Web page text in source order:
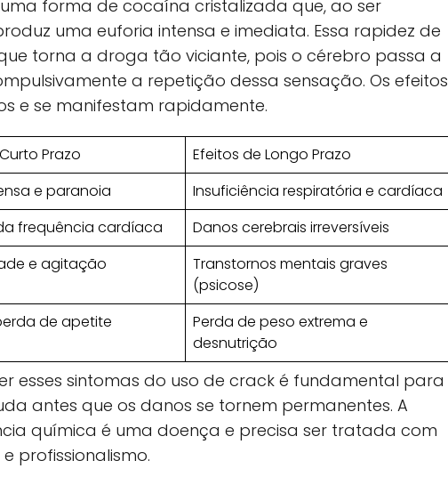
forma de cocaína cristalizada que, ao ser
uma euforia intensa e imediata. Essa rapidez de
torna a droga tão viciante, pois o cérebro passa a
a repetição dessa sensação. Os efeitos
e se manifestam rapidamente.
Prazo
Efeitos de Longo Prazo
e paranoia
Insuficiência respiratória e cardíaca
frequência cardíaca
Danos cerebrais irreversíveis
e agitação
Transtornos mentais graves
(psicose)
de apetite
Perda de peso extrema e
desnutrição
esses sintomas do uso de crack é fundamental para
antes que os danos se tornem permanentes. A
química é uma doença e precisa ser tratada com
profissionalismo.